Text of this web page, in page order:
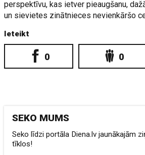
perspektīvu, kas ietver pieaugšanu,
un sievietes zinātnieces nevienkāršo
Ieteikt
0 0
SEKO MUMS
Seko līdzi portāla Diena.lv jaunākajām
tīklos!